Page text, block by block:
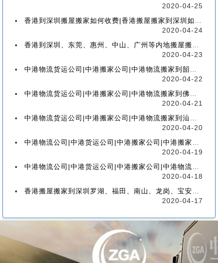
2020-04-25
香港到深圳搬屋搬家如何收费|香港搬屋搬家到深圳如何计费-【分享公司具体报价操作流程】
2020-04-24
香港到深圳、东莞、惠州、中山、广州等内地搬屋搬家，如何选择香港物流搬家公司
2020-04-23
中港物流货运公司|中港搬家公司|中港物流搬家到韶关流程、联运、包装、价格、电话、标准
2020-04-22
中港物流货运公司|中港搬家公司|中港物流搬家到佛山流程、联运、包装、价格、电话、标准
2020-04-21
中港物流货运公司|中港搬家公司|中港物流搬家到汕头的流程、联运、包装、价格、电话、标准
2020-04-20
中港物流公司|中港货运公司|中港搬家公司|中港搬家到珠海的流程、联运、包装、价格、电话
2020-04-19
中港物流公司|中港货运公司|中港搬家公司|中港物流搬家到广州的流程、联运、包装、价格
2020-04-18
香港搬屋搬家到深圳罗湖、福田、南山、龙岗、宝安、盐田、龙华、大鹏、坪山流程和价格
2020-04-17